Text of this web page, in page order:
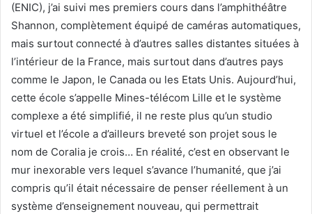
(ENIC), j’ai suivi mes premiers cours dans l’amphithéâtre
Shannon, complètement équipé de caméras automatiques,
mais surtout connecté à d’autres salles distantes situées à
l’intérieur de la France, mais surtout dans d’autres pays
comme le Japon, le Canada ou les Etats Unis. Aujourd’hui,
cette école s’appelle Mines-télécom Lille et le système
complexe a été simplifié, il ne reste plus qu’un studio
virtuel et l’école a d’ailleurs breveté son projet sous le
nom de Coralia je crois… En réalité, c’est en observant le
mur inexorable vers lequel s’avance l’humanité, que j’ai
compris qu’il était nécessaire de penser réellement à un
système d’enseignement nouveau, qui permettrait